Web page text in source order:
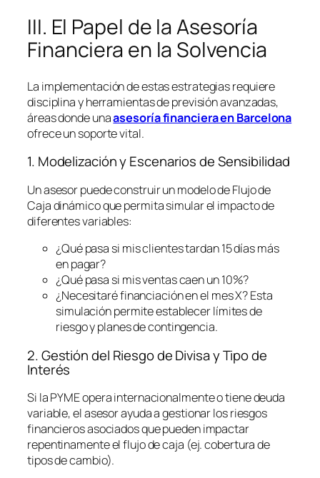
III. El Papel de la Asesoría
Financiera en la Solvencia
La implementación de estas estrategias requiere
disciplina y herramientas de previsión avanzadas,
áreas donde unaasesoría financiera en Barcelona
ofrece un soporte vital.
1. Modelización y Escenarios de Sensibilidad
Un asesor puede construir un modelo de Flujo de
Caja dinámico que permita simular el impacto de
diferentes variables:
¿Qué pasa si mis clientes tardan 15 días más
en pagar?
¿Qué pasa si mis ventas caen un 10%?
¿Necesitaré financiación en el mes X? Esta
simulación permite establecer límites de
riesgo y planes de contingencia.
2. Gestión del Riesgo de Divisa y Tipo de
Interés
Si la PYME opera internacionalmente o tiene deuda
variable, el asesor ayuda a gestionar los riesgos
financieros asociados que pueden impactar
repentinamente el flujo de caja (ej. cobertura de
tipos de cambio).